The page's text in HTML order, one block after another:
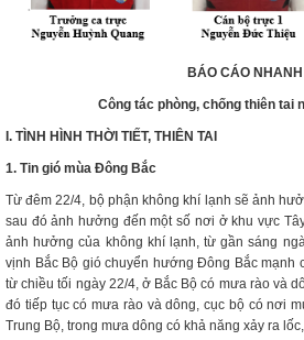
BÁO CÁO NHANH
Công tác phòng, chống thiên tai
I. TÌNH HÌNH THỜI TIẾT, THIÊN TAI
1. Tin gió mùa Đông Bắc
Từ đêm 22/4, bộ phận không khí lạnh sẽ ảnh
sau đó ảnh hưởng đến một số nơi ở khu vực
ảnh hưởng của không khí lạnh, từ gần sáng
vịnh Bắc Bộ gió chuyển hướng Đông Bắc mạnh
từ chiều tối ngày 22/4, ở Bắc Bộ có mưa rào và
đó tiếp tục có mưa rào và dông, cục bộ có nơi
Trung Bộ, trong mưa dông có khả năng xảy ra